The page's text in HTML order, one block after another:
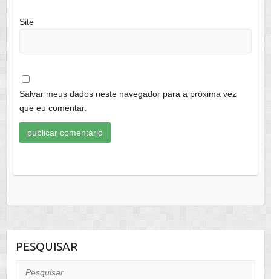
Site
Salvar meus dados neste navegador para a próxima vez
que eu comentar.
PESQUISAR
Pesquisar